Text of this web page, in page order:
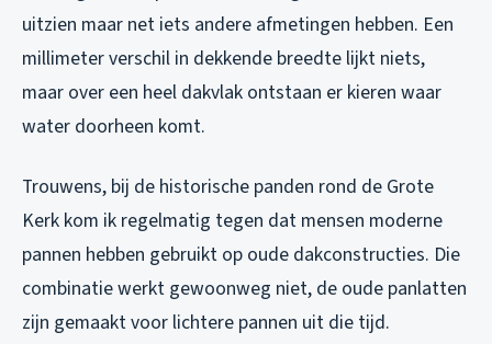
uitzien maar net iets andere afmetingen hebben. Een
millimeter verschil in dekkende breedte lijkt niets,
maar over een heel dakvlak ontstaan er kieren waar
water doorheen komt.
Trouwens, bij de historische panden rond de Grote
Kerk kom ik regelmatig tegen dat mensen moderne
pannen hebben gebruikt op oude dakconstructies. Die
combinatie werkt gewoonweg niet, de oude panlatten
zijn gemaakt voor lichtere pannen uit die tijd.